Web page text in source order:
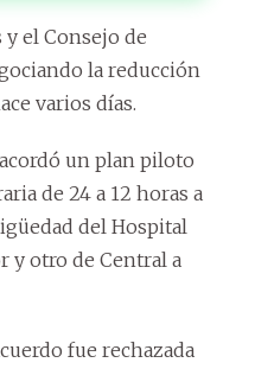
el Consejo de
la reducción
varios días.
un plan piloto
de 24 a 12 horas a
del Hospital
y otro de Central a
fue rechazada